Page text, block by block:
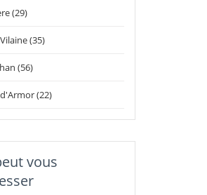
(29)
(35)
(56)
(22)
vous